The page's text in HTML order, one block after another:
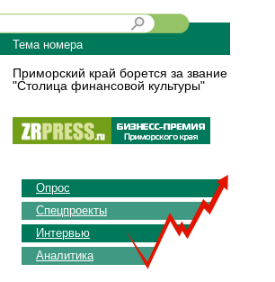
Тема номера
Приморский край борется за звание
"Столица финансовой культуры"
Опрос
Спецпроекты
Интервью
Аналитика